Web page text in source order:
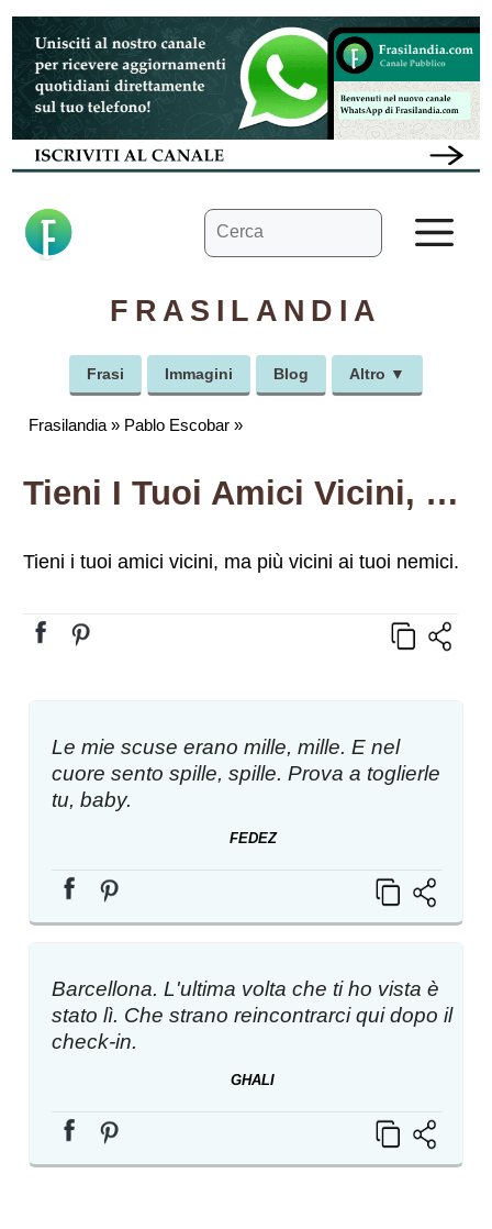
Vai
contenuto
Ricerca
per:
FRASILANDIA
Frasi Immagini Blog Altro ▼
Frasilandia » Pablo Escobar »
Tieni I Tuoi Amici Vicini, Ma Più Vicini Ai Tuoi Nemici.
Tieni i tuoi amici vicini, ma più vicini ai tuoi nemici.
Le mie scuse erano mille, mille. E nel
cuore sento spille, spille. Prova a toglierle
tu, baby.
FEDEZ
Barcellona. L'ultima volta che ti ho vista è
stato lì. Che strano reincontrarci qui dopo il
check-in.
GHALI